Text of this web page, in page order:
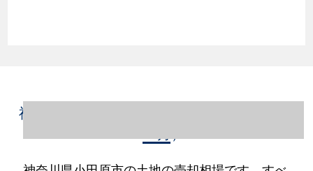
神奈川県小田原市の土地売却情報（2023年1